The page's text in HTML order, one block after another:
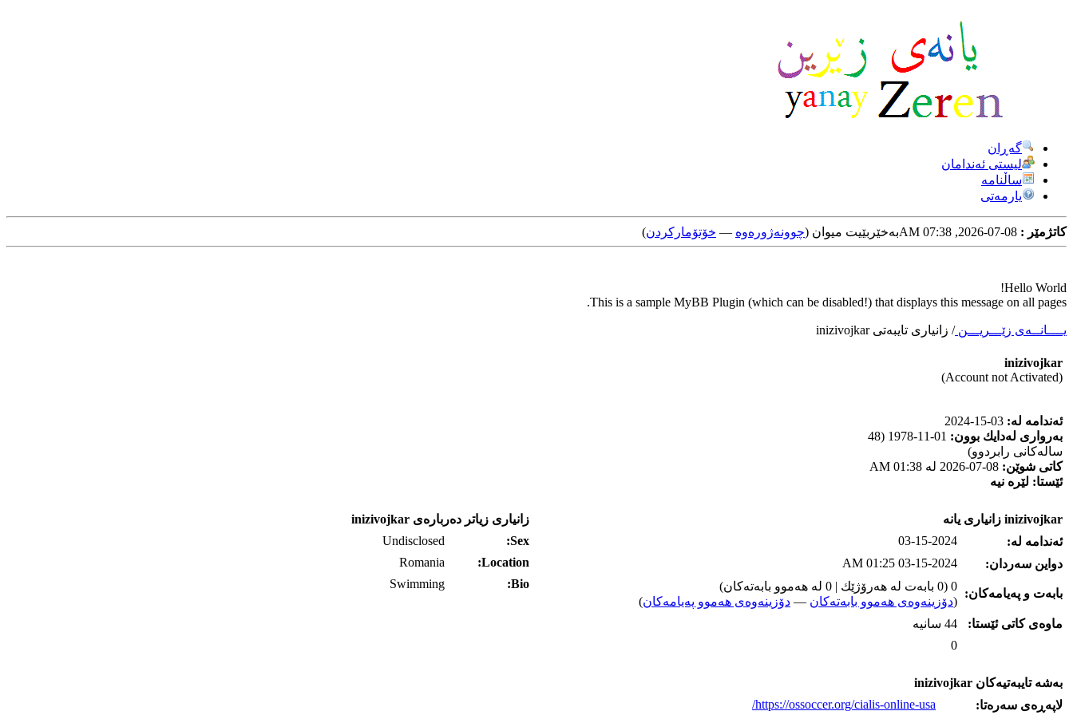
گه‌ڕان
لیستی ئه‌ندامان
ساڵنامه
یارمه‌تی
کاتژمێر : به‌خێربێیت میوان (چوونه‌ژوره‌وه‌ — خۆتۆمارکردن)
Hello World!
This is a sample MyBB Plugin (which can be disabled!) that displays this message on all pages.
یــــانــه‌ی زێـــریـــن/ زانیاری تایبه‌تی inizivojkar
inizivojkar
(Account not Activated)
ئه‌ندامه‌ له‌:
به‌رواری له‌دایك بوون:
01-11-1978 (48
ساله‌كانی رابردوو)
كاتی شوێن:
ئێستا: لێره‌ نیه‌
inizivojkar زانیاری یانه‌
ئه‌ندامه‌ له‌:
03-15-2024
دواین سه‌ردان:
03-15-2024 01:25 AM
بابه‌ت و په‌یامه‌کان:
0 (0 بابه‌ت له‌ هه‌رۆژێك | 0 له‌ هه‌موو بابه‌ته‌كان)
(دۆزینه‌وه‌ی هه‌موو بابه‌ته‌کان — دۆزینه‌وه‌ی هه‌موو په‌یامه‌کان)
ماوه‌ی كاتی ئێستا:
44 سانیه‌
0
به‌شه‌ تایبه‌تیه‌کان inizivojkar
لاپه‌ڕه‌ی سه‌ره‌تا:
https://ossoccer.org/cialis-online-usa/
زانیاری زیاتر ده‌رباره‌ی inizivojkar
Sex:
Undisclosed
Location:
Romania
Bio:
Swimming